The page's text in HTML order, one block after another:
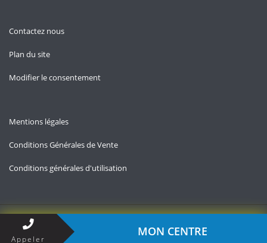
Contactez nous
Plan du site
Modifier le consentement
Mentions légales
Conditions Générales de Vente
Conditions générales d'utilisation
Copyright © 2026 — Contact-impots.fr
Appeler
MON CENTRE